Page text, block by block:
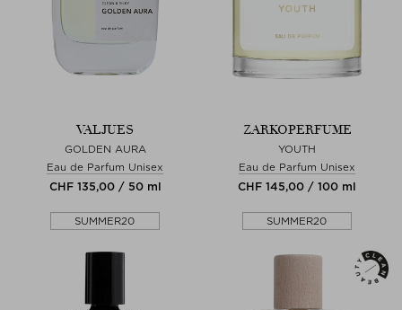
VALJUES
GOLDEN AURA
Eau de Parfum Unisex
CHF 135,00 / 50 ml
SUMMER20
ZARKOPERFUME
YOUTH
Eau de Parfum Unisex
CHF 145,00 / 100 ml
SUMMER20